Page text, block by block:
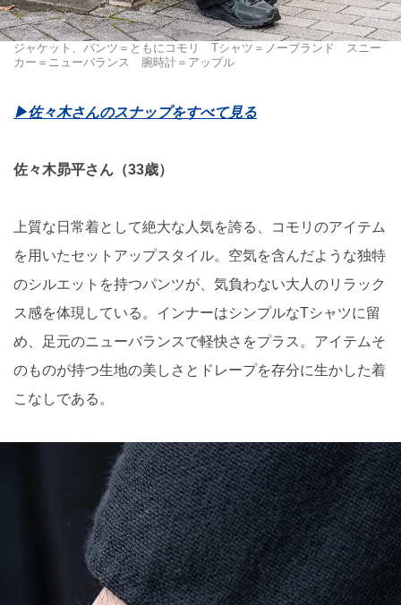
ジャケット、パンツ＝ともにコモリ Tシャツ＝ノーブランド スニー
カー＝ニューバランス 腕時計＝アップル
▶佐々木さんのスナップをすべて見る
佐々木昴平さん（33歳）
上質な日常着として絶大な人気を誇る、コモリのアイテム
を用いたセットアップスタイル。空気を含んだような独特
のシルエットを持つパンツが、気負わない大人のリラック
ス感を体現している。インナーはシンプルなTシャツに留
め、足元のニューバランスで軽快さをプラス。アイテムそ
のものが持つ生地の美しさとドレープを存分に生かした着
こなしである。